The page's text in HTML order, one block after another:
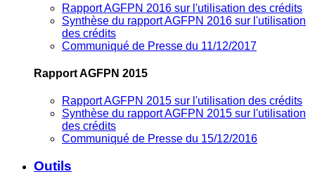
Rapport AGFPN 2016 sur l'utilisation des crédits
Synthèse du rapport AGFPN 2016 sur l'utilisation
des crédits
Communiqué de Presse du 11/12/2017
Rapport AGFPN 2015
Rapport AGFPN 2015 sur l'utilisation des crédits
Synthèse du rapport AGFPN 2015 sur l'utilisation
des crédits
Communiqué de Presse du 15/12/2016
Outils